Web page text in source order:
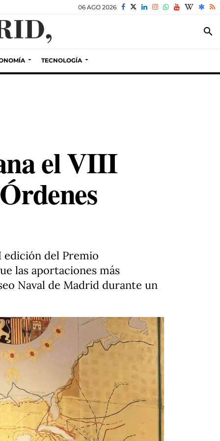
06 AGO 2026
search
TECNOLOGÍA
el VIII
edición del Premio
las aportaciones más
Naval de Madrid durante un